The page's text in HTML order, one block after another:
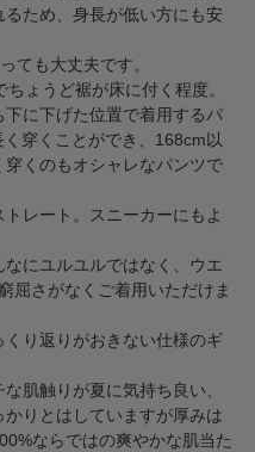
ため、身長が低い方にも安
ても大丈夫です。
ょうど裾が床に付く程度。
に下げた位置で着用するパ
穿くことができ、168cm以
穿くのもオシャレなパンツで
レート。スニーカーにもよ
にユルユルではなく、ウエ
屈さがなくご着用いただけま
り返りがおきない仕様のギ
肌触りが夏に気持ち良い、
りとはしていますが厚みは
ならではの爽やかな肌当た